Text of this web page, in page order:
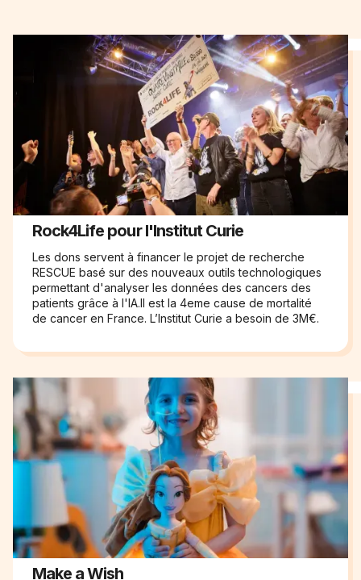
Rock4Life pour l'Institut Curie
Les dons servent à financer le projet de recherche
RESCUE basé sur des nouveaux outils technologiques
permettant d'analyser les données des cancers des
patients grâce à l'IA.Il est la 4eme cause de mortalité
de cancer en France. L’Institut Curie a besoin de 3M€.
Make a Wish